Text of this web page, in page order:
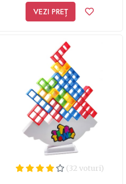
VEZI PREȚ
(32 voturi)